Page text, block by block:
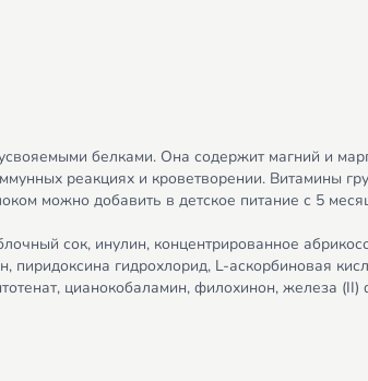
белками. Она содержит магний и
реакциях и кроветворении. Витамины
можно добавить в детское питание с 5
сок, инулин, концентрированное
гидрохлорид, L-аскорбиновая
цианокобаламин, филохинон, железа (II)